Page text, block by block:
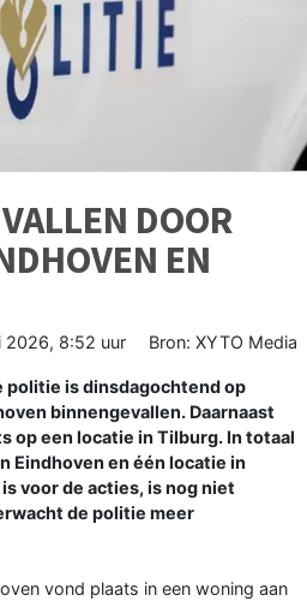
DOOR
EN
2026, 8:52 uur Bron: XYTO Media
politie is dinsdagochtend op
binnengevallen. Daarnaast
op een locatie in Tilburg. In totaal
Eindhoven en één locatie in
voor de acties, is nog niet
de politie meer
vond plaats in een woning aan